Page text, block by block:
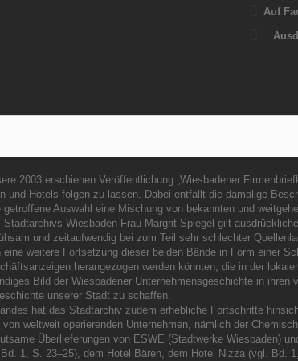
Auf
2003 erschienen Veröffentlichung „Wiesbadener
und Hotels folgen zu lassen. Dabei entfällt die damalige
Auswahl eine Mischung von bekannten und
Stadtarchivs Wiesbaden Frau Margrit Spiegel gilt
und zeitaufwendig bei zum Teil sehr schlechter
eine weitere Fortsetzung dieser beiden Bände in Form einer
herangezogen werden könnten, die in der
Bild der Wiesbadener Unternehmensgeschichte in
unserer Stadt zu schaffen.
hat das Stadtarchiv zudem erhebliche Fortschritte
weltweit operierenden Unternehmen, nämlich der
Überlieferungen von ESWE (Stadtwerke Wiesbaden)
1, S. 23–25), dem Hotel Bären, dem Hotel Nizza (vgl. Bd.